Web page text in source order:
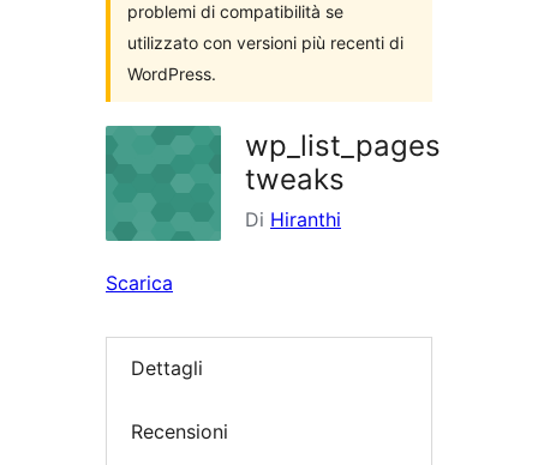
problemi di compatibilità se
utilizzato con versioni più recenti di
WordPress.
wp_list_pages
tweaks
Di Hiranthi
Scarica
Dettagli
Recensioni